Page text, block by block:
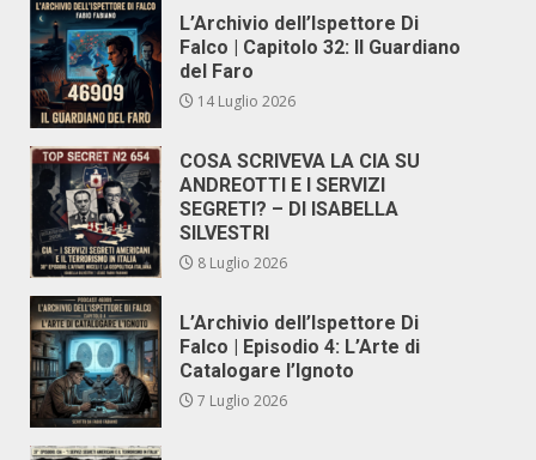
L’Archivio dell’Ispettore Di
Falco | Capitolo 32: Il Guardiano
del Faro
14 Luglio 2026
COSA SCRIVEVA LA CIA SU
ANDREOTTI E I SERVIZI
SEGRETI? – DI ISABELLA
SILVESTRI
8 Luglio 2026
L’Archivio dell’Ispettore Di
Falco | Episodio 4: L’Arte di
Catalogare l’Ignoto
7 Luglio 2026